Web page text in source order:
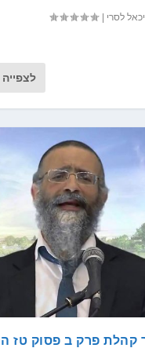
לסרי |
קהלת פרק ב פסוק טז